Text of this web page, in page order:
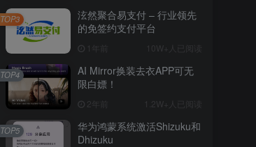
泫然聚合易支付 – 行业领先
的免签约支付平台
1年前 10W+人已阅读
TOP3
AI Mirror换装去衣APP可无
限白嫖！
2年前 1.2W+人已阅读
TOP4
华为鸿蒙系统激活Shizuku和
Dhizuku
TOP5